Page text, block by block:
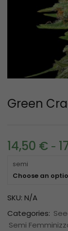
Green
14,50 € -
semi
Choose an
SKU: N/A
Categories:
Semi